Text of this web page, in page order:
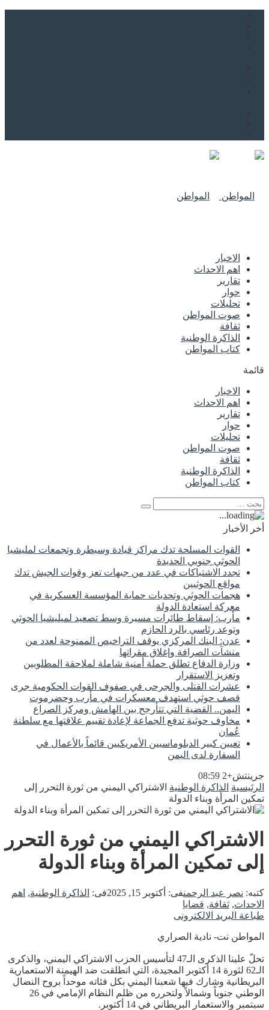
الاخبار
اهم الاحداث
تقارير
حوار
تحليلات
صوت المواطن
ثقافة
الذاكرة الوطنية
كتاب المواطن
قائمة
الاخبار
اهم الاحداث
تقارير
حوار
تحليلات
صوت المواطن
ثقافة
الذاكرة الوطنية
كتاب المواطن
أخر الأخبار
القوات المسلحة تدك مراكز قيادة وسيطرة وتجمعات لمليشيا
الحوثي جنوبي الحديدة
تجدد الاشتباكات في عدد من جبهات تعز وقوات الجيش تدك
مواقع الحوثيين
هجمات الحوثي وتحديات حماية المؤسسة العسكرية في
معركة استعادة الدولة
مأرب: إسقاط طائرات مسيرة وسط تصعيد لميليشيا الحوثي
وتوعد رئاسي بالرد الحازم
عدن: البنك المركزي يوقف التراخيص الممنوحة لعدد من
منشآت الصرافة وإغلاق مقراتها
وزارة الدفاع تطلق حملة أمنية شاملة لملاحقة المطلوبين
وتعزيز الاستقرار
عشرات القتلى والجرحى في صفوف القوات الحكومية جرى
قصف حوثي استهدف معسكرات في مأرب وحضرموت
اليمن.. القضية التي تتأرجح بين الهامش ومركز الصراع
مخاوف حوثية تدفع الجماعة لإعادة تقييم علاقتها مع سلطنة
عُمان
تعيين كبير الدبلوماسيين الأمريكيين قائماً بالأعمال في
السفارة لدى اليمن
جرينتش+2 08:59
الرئيسية الذاكرة الوطنية الاشتراكي اليمني من ثورة التحرر إلى
تمكين المرأة وبناء الدولة
الاشتراكي اليمني من ثورة التحرر
إلى تمكين المرأة وبناء الدولة
كتبه: نصر عبد الرحمنفى: أكتوبر 15, 2025 فى: الذاكرة الوطنية, اهم
الاحداث, ثقافة, قضايا
طباعة البريد الالكترونى
المواطن نت- نادية الصراري
تحلّ علينا الذكرى الـ47 لتأسيس الحزب الاشتراكي اليمني، والذكرى
الـ62 لثورة 14 أكتوبر المجيدة، التي انطلقت ضد الهيمنة الاستعمارية
البريطانية وشارك فيها شعبنا اليمني بكل فئاته موحداً بروح النضال
الوطني جنوباً وشمالاً ولتحرره من ظلم النظام الإمامي في 26
سبتمبر والاستعمار البريطاني في 14 أكتوبر.